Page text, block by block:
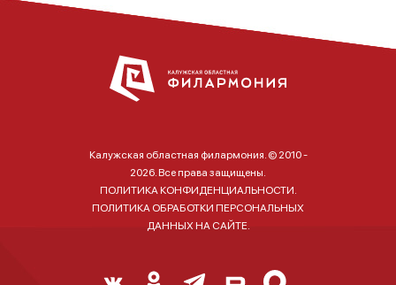
Калужская областная филармония. © 2010 -
2026. Все права защищены.
ПОЛИТИКА КОНФИДЕНЦИАЛЬНОСТИ.
ПОЛИТИКА ОБРАБОТКИ ПЕРСОНАЛЬНЫХ
ДАННЫХ НА САЙТЕ.